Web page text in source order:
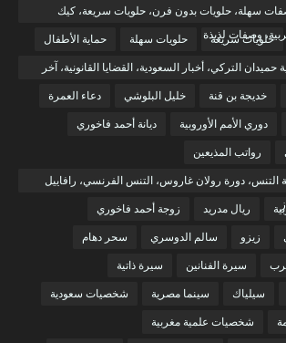
سهلة، حلويات بدون فرن، حلويات سريعة، كيك
وصفات لذيذة
حلويات سريعة حلويات سهلة حماية الأطفال
التركي، أخبار السعودية، القضايا القانونية، آخر
خديجة بن قنة خليل البلوشي دعاء العمرة
دوري الأمم الأوروبية ديانة أحمد فاخوري
رواتب المذيعين
التنس، دورة رولان غاروس، التنس الفرنسي، رافاييل
ريال مدريد زوجة أحمد فاخوري
زيزو سالم الدوسري سحر دهام
سيرة الفنانين سيرة ذاتية
سيلياك سينما مصرية شخصيات سعودية
شخصيات علمية مغربية